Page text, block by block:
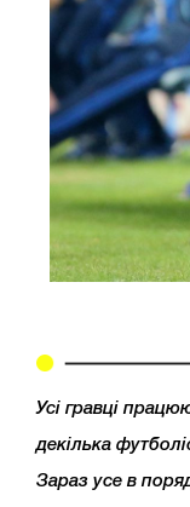
Усі гравці
декілька
Зараз усе в